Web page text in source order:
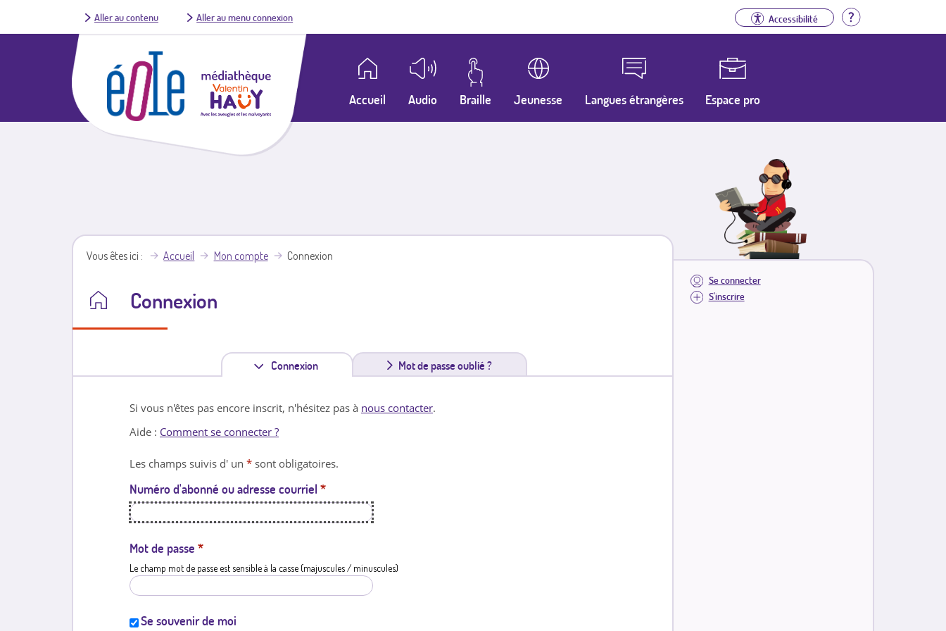
Aller au contenu Aller au menu connexion Accessibilité Aide
Accueil Audio Braille Jeunesse Langues étrangères Espace pro
Se connecter
S'inscrire
Vous êtes ici Accueil Mon compte Connexion
Connexion
Connexion
n
l
e
Mot de passe oublié ?
Si vous n'êtes pas encore inscrit, n'hésitez pas à nous contacter.
Aide : Comment se connecter ?
Les champs suivis d' un * sont obligatoires.
Numéro d'abonné ou adresse courriel *
Mot de passe *
Le champ mot de passe est sensible à la casse (majuscules / minuscules)
Se souvenir de moi